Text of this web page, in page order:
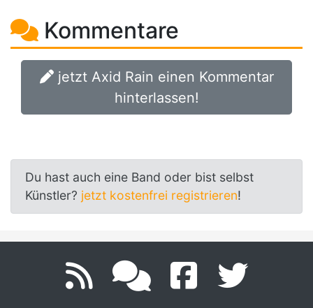
Kommentare
jetzt Axid Rain einen Kommentar
hinterlassen!
Du hast auch eine Band oder bist selbst
Künstler? jetzt kostenfrei registrieren!